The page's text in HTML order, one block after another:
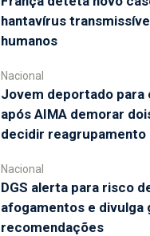
hantavírus
humanos
Nacional
Jovem deportado para
após AIMA demorar
decidir reagrupamento
Nacional
DGS alerta para risco
afogamentos e divulga
recomendações